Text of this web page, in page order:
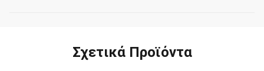
Σχετικά Προϊόντα